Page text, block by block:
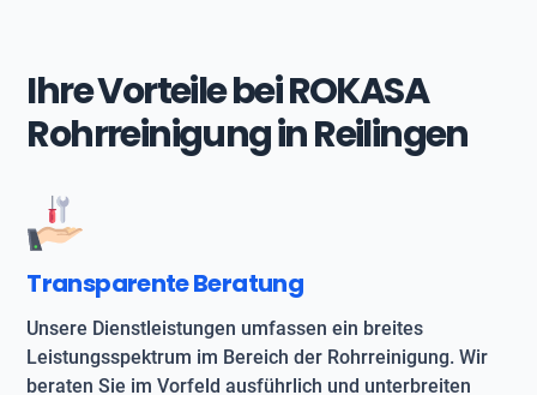
Ihre Vorteile bei ROKASA
Rohrreinigung in Reilingen
Transparente Beratung
Unsere Dienstleistungen umfassen ein breites
Leistungsspektrum im Bereich der Rohrreinigung. Wir
beraten Sie im Vorfeld ausführlich und unterbreiten